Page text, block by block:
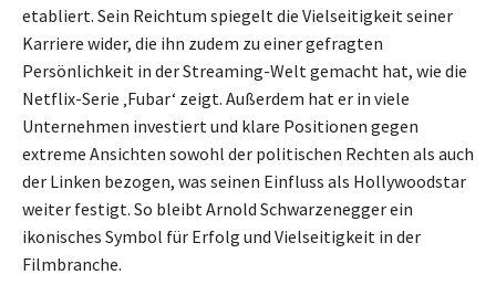
etabliert. Sein Reichtum spiegelt die Vielseitigkeit seiner
Karriere wider, die ihn zudem zu einer gefragten
Persönlichkeit in der Streaming-Welt gemacht hat, wie die
Netflix-Serie ‚Fubar‘ zeigt. Außerdem hat er in viele
Unternehmen investiert und klare Positionen gegen
extreme Ansichten sowohl der politischen Rechten als auch
der Linken bezogen, was seinen Einfluss als Hollywoodstar
weiter festigt. So bleibt Arnold Schwarzenegger ein
ikonisches Symbol für Erfolg und Vielseitigkeit in der
Filmbranche.